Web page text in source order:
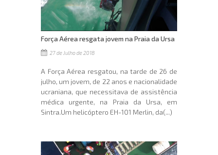
Força Aérea resgata jovem na Praia da Ursa
27 de Julho de 2018
A Força Aérea resgatou, na tarde de 26 de
julho, um jovem, de 22 anos e nacionalidade
ucraniana, que necessitava de assistência
médica urgente, na Praia da Ursa, em
Sintra.Um helicóptero EH-101 Merlin, da(...)